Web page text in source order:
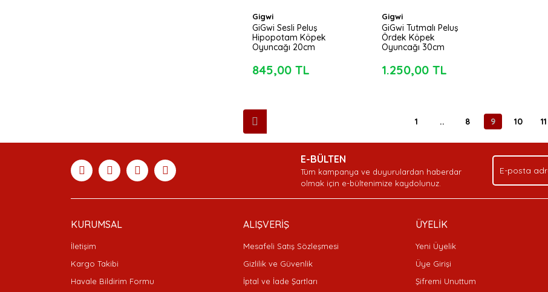
Gigwi
GiGwi Sesli Peluş
Hipopotam Köpek
Oyuncağı 20cm
845,00 TL
Gigwi
GiGwi Tutmalı Peluş
Ördek Köpek
Oyuncağı 30cm
1.250,00 TL
1 .. 8 9 10 11
E-BÜLTEN
Tüm kampanya ve duyurulardan haberdar
olmak için e-bültenimize kaydolunuz.
KURUMSAL
İletişim
Kargo Takibi
Havale Bildirim Formu
ALIŞVERİŞ
Mesafeli Satış Sözleşmesi
Gizlilik ve Güvenlik
İptal ve İade Şartları
ÜYELİK
Yeni Üyelik
Üye Girişi
Şifremi Unuttum